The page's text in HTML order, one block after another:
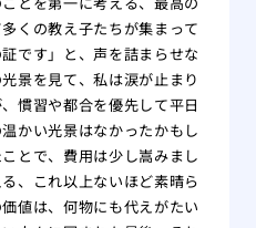
くの教え子たちが集まって
です」と、声を詰まらせな
景を見て、私は涙が止まり
慣習や都合を優先して平日
かい光景はなかったかもし
とで、費用は少し嵩みまし
、これ以上ないほど素晴ら
値は、何物にも代えがたい